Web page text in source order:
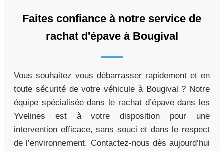
Faites confiance à notre service de
rachat d'épave à Bougival
Vous souhaitez vous débarrasser rapidement et en
toute sécurité de votre véhicule à Bougival ? Notre
équipe spécialisée dans le rachat d’épave dans les
Yvelines est à votre disposition pour une
intervention efficace, sans souci et dans le respect
de l’environnement. Contactez-nous dès aujourd’hui